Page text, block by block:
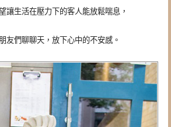
讓生活在壓力下的客人能放鬆喘息，
友們聊聊天，放下心中的不安感。